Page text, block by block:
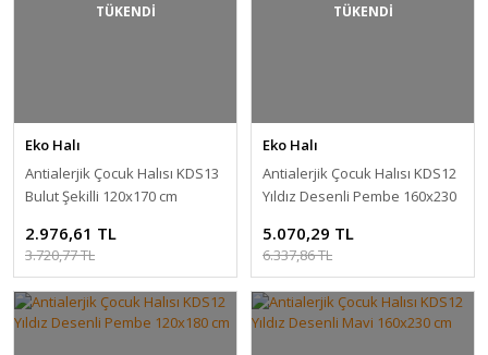
TÜKENDİ
Eko Halı
Antialerjik Çocuk Halısı KDS13
Bulut Şekilli 120x170 cm
2.976,61 TL
3.720,77 TL
TÜKENDİ
Eko Halı
Antialerjik Çocuk Halısı KDS12
Yıldız Desenli Pembe 160x230
5.070,29 TL
6.337,86 TL